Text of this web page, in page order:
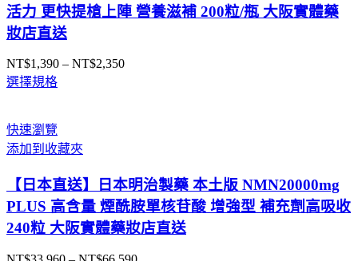
活力 更快提槍上陣 營養滋補 200粒/瓶 大阪實體藥
妝店直送
NT$1,390 – NT$2,350價
選擇規格
快速瀏覽
添加到收藏夾
【日本直送】日本明治製藥 本土版 NMN20000mg
PLUS 高含量 煙酰胺單核苷酸 增強型 補充劑高吸收
240粒 大阪實體藥妝店直送